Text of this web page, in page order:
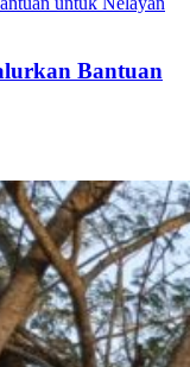
Bantuan